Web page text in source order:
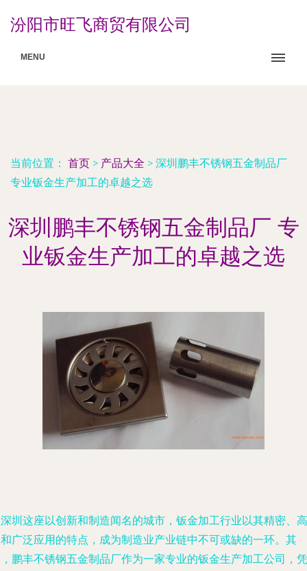
汾阳市旺飞商贸有限公司
MENU
当前位置： 首页 > 产品大全 > 深圳鹏丰不锈钢五金制品厂
专业钣金生产加工的卓越之选
深圳鹏丰不锈钢五金制品厂 专
业钣金生产加工的卓越之选
圳这座以创新和制造闻名的城市，钣金加工行业以其精密、高
广泛应用的特点，成为制造业产业链中不可或缺的一环。其
鹏丰不锈钢五金制品厂作为一家专业的钣金生产加工公司，凭